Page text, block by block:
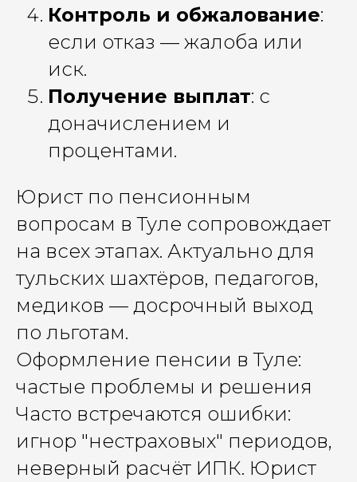
Контроль и обжалование:
если отказ — жалоба или
иск.
Получение выплат: с
доначислением и
процентами.
Юрист по пенсионным
вопросам в Туле сопровождает
на всех этапах. Актуально для
тульских шахтёров, педагогов,
медиков — досрочный выход
по льготам.
Оформление пенсии в Туле:
частые проблемы и решения
Часто встречаются ошибки:
игнор "нестраховых" периодов,
неверный расчёт ИПК. Юрист